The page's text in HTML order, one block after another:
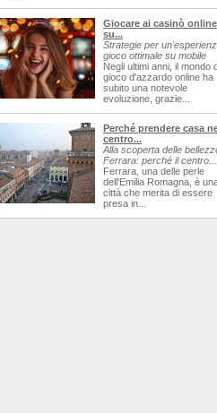
Giocare ai casinò online
su...
Strategie per
gioco ottimale su mobile
Negli ultimi anni, il mondo
gioco d'azzardo online ha
subito una notevole
evoluzione, grazie...
Perché prendere casa
centro...
Alla scoperta delle
Ferrara: perché il centro...
Ferrara, una delle perle
dell'Emilia Romagna, è
città che merita di essere
presa in...